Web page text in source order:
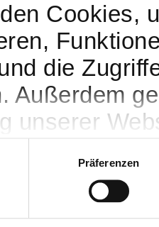
Cookies,
die
Außerdem
unserer
diese
Präferenzen